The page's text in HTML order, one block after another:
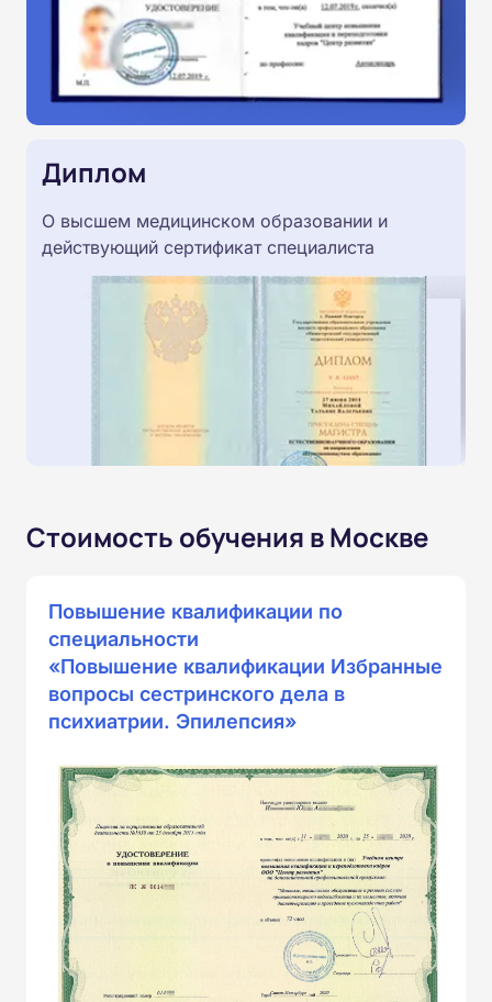
Диплом
О высшем медицинском образовании и
действующий сертификат специалиста
Стоимость обучения в Москве
Повышение квалификации по
специальности
«Повышение квалификации Избранные
вопросы сестринского дела в
психиатрии. Эпилепсия»